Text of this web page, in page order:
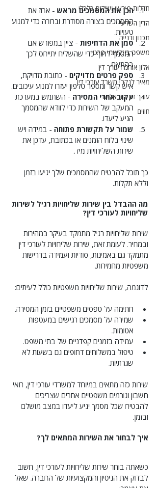
חדלות פירעון ושיקום כלכלי
הדין השרעי
תכנון ובנייה
משפט בינלאומי פרטי
אלון אוחנה עורך דין
מאיר לנקרי משרד עורכי דין
עורך דין דור אליעז
חוזים
הכן את המסמכים מראש - ארוז את
המסמכים בצורה מסודרת וברורה כדי למנוע
טעויות.
סמן את הדחיפות - ציין במפורש אם
המסמך דחוף כדי שהשליח יתייחס לכך
בהתאם.
ספק פרטים מדויקים - כתובת מדויקת,
איש קשר ומספר טלפון יעזרו למנוע עיכובים.
עקוב אחרי המסירה - השתמש במערכת
המעקב של השירות כדי לוודא שהמסמך
הגיע ליעדו.
שמור על תקשורת פתוחה - במידה ויש
שינוי בלוח הזמנים או בכתובת, עדכן את
שירות השליחויות מיד.
כך תוכל להבטיח שהמסמכים שלך יגיעו בזמן
וללא תקלות.
מה ההבדל בין שירות שליחויות רגיל לשירות
שליחויות לעורכי דין?
שירות שליחויות רגיל מתמקד בעיקר במהירות
ובמחיר. לעומת זאת, שירות שליחויות לעורכי דין
מתמקד גם באמינות, סודיות ועמידה בדרישות
משפטיות מחמירות.
לדוגמה, שירות שליחויות משפטיות כולל לעיתים:
חתימה על טפסים משפטיים בזמן המסירה.
שמירה על מסמכים רגישים במעטפות
אטומות.
עמידה בזמנים קפדניים של בתי משפט.
טיפול במשלוחים דחופים גם בשעות לא
שגרתיות.
שירות כזה מתאים במיוחד למשרדי עורכי דין, רואי
חשבון וגורמים משפטיים אחרים שצריכים
להבטיח שכל מסמך יגיע ליעדו במצב מושלם
ובזמן.
איך לבחור את השירות המתאים לך?
כשאתה בוחר שירות שליחויות לעורכי דין, חשוב
לבדוק את הניסיון והמקצועיות של החברה. שאל